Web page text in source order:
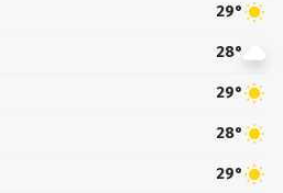
29°
28°
29°
28°
29°